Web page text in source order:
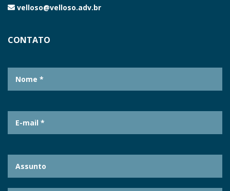
velloso@velloso.adv.br
CONTATO